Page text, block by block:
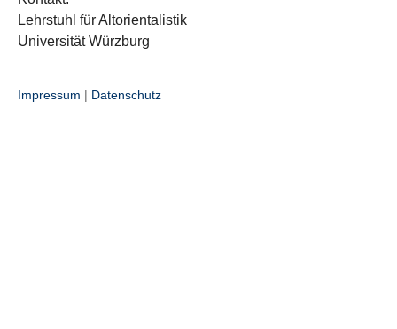
Lehrstuhl für Altorientalistik
Universität Würzburg
Impressum | Datenschutz